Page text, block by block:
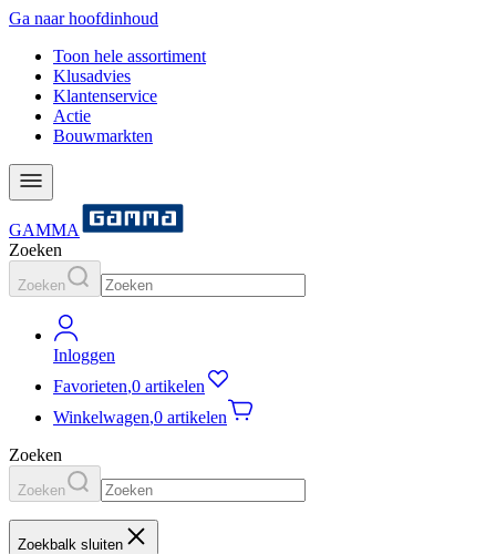
Ga naar hoofdinhoud
Toon hele assortiment
Klusadvies
Klantenservice
Actie
Bouwmarkten
GAMMA
Zoeken
Zoeken
Inloggen
Favorieten,0 artikelen
Winkelwagen,0 artikelen
Zoeken
Zoeken
Zoekbalk sluiten